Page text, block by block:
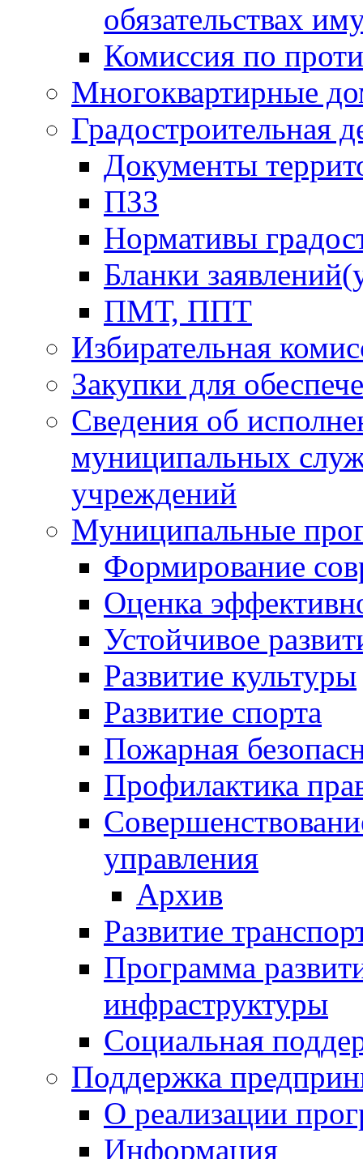
обязательствах
Комиссия по
Многоквартирные
Градостроительная
Документы
ПЗЗ
Нормативы
Бланки
ПМТ, ППТ
Избирательная
Закупки для
Сведения об
муниципальных
учреждений
Муниципальные
Формирование
Оценка
Устойчивое
Развитие культуры
Развитие спорта
Пожарная
Профилактика
управления
Архив
Развитие
Программа
инфраструктуры
Социальная
Поддержка
О реализации
Информация